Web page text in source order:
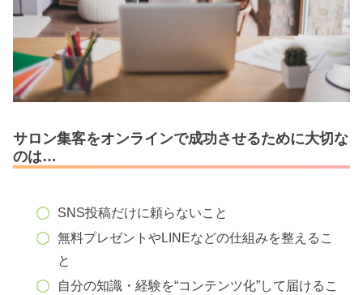
サロン集客をオンラインで成功させるために大切な
のは…
SNS投稿だけに頼らないこと
無料プレゼントやLINEなどの仕組みを整えるこ
と
自分の知識・経験を“コンテンツ化”して届けるこ